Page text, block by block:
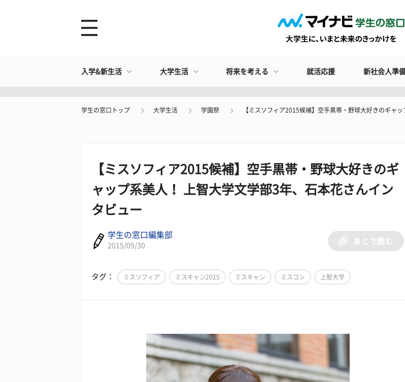
入学&新生活 大学生活 将来を考える 就活応援 新社会人準
学生の窓口トップ 大学生活 学園祭 【ミスソフィア2015候補】空手黒帯・野球大好きのギャ
【ミスソフィア2015候補】空手黒帯・野球大好きのギ
ャップ系美人！ 上智大学文学部3年、石本花さんイン
タビュー
学生の窓口編集部
2015/09/30
あとで読む
タグ： ミスソフィア ミスキャン2015 ミスキャン ミスコン 上智大学